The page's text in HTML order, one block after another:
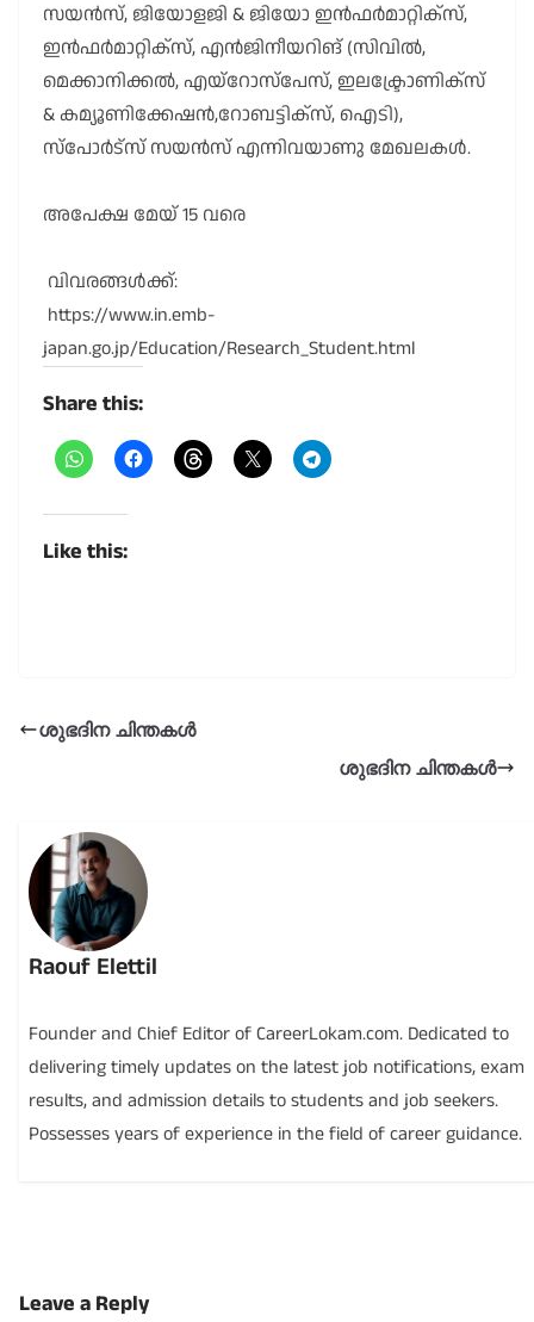
സയൻസ്, ജിയോളജി & ജിയോ ഇൻഫർമാറ്റിക്സ്,
ഇൻഫർമാറ്റിക്സ്, എൻജിനീയറിങ് (സിവിൽ,
മെക്കാനിക്കൽ, എയ്റോസ്പേസ്, ഇലക്ട്രോണിക്സ്
& കമ്യൂണിക്കേഷൻ,റോബട്ടിക്സ്, ഐടി),
സ്പോർട്സ് സയൻസ് എന്നിവയാണു മേഖലകൾ.
അപേക്ഷ മേയ് 15 വരെ
വിവരങ്ങൾക്ക്:
https://www.in.emb-
japan.go.jp/Education/Research_Student.html
Share this:
Like this:
ശുഭദിന ചിന്തകൾ
ശുഭദിന ചിന്തകൾ
Raouf Elettil
Founder and Chief Editor of CareerLokam.com. Dedicated to
delivering timely updates on the latest job notifications, exam
results, and admission details to students and job seekers.
Possesses years of experience in the field of career guidance.
Leave a Reply